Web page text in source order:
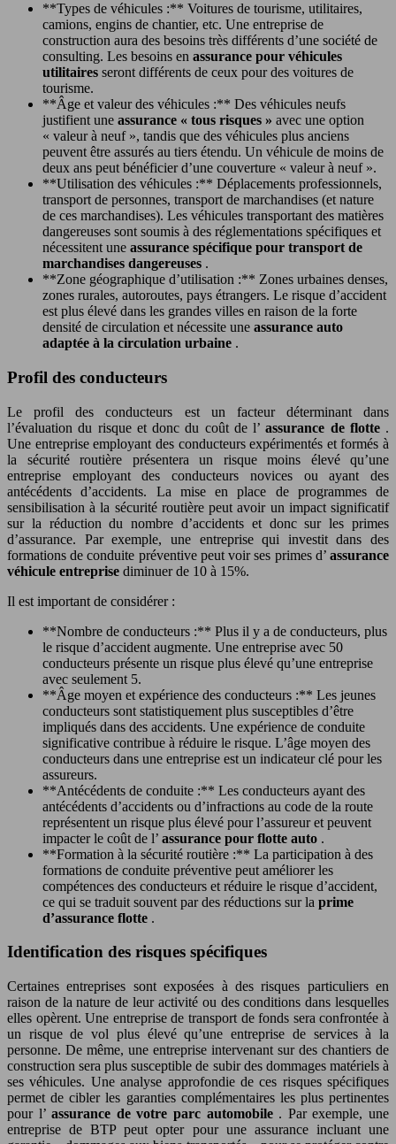
**Types de véhicules :** Voitures de tourisme, utilitaires,
camions, engins de chantier, etc. Une entreprise de
construction aura des besoins très différents d’une société de
consulting. Les besoins en assurance pour véhicules
utilitaires seront différents de ceux pour des voitures de
tourisme.
**Âge et valeur des véhicules :** Des véhicules neufs
justifient une assurance « tous risques » avec une option
« valeur à neuf », tandis que des véhicules plus anciens
peuvent être assurés au tiers étendu. Un véhicule de moins de
deux ans peut bénéficier d’une couverture « valeur à neuf ».
**Utilisation des véhicules :** Déplacements professionnels,
transport de personnes, transport de marchandises (et nature
de ces marchandises). Les véhicules transportant des matières
dangereuses sont soumis à des réglementations spécifiques et
nécessitent une assurance spécifique pour transport de
marchandises dangereuses .
**Zone géographique d’utilisation :** Zones urbaines denses,
zones rurales, autoroutes, pays étrangers. Le risque d’accident
est plus élevé dans les grandes villes en raison de la forte
densité de circulation et nécessite une assurance auto
adaptée à la circulation urbaine .
Profil des conducteurs
Le profil des conducteurs est un facteur déterminant dans
l’évaluation du risque et donc du coût de l’assurance de flotte .
Une entreprise employant des conducteurs expérimentés et formés à
la sécurité routière présentera un risque moins élevé qu’une
entreprise employant des conducteurs novices ou ayant des
antécédents d’accidents. La mise en place de programmes de
sensibilisation à la sécurité routière peut avoir un impact significatif
sur la réduction du nombre d’accidents et donc sur les primes
d’assurance. Par exemple, une entreprise qui investit dans des
formations de conduite préventive peut voir ses primes d’ assurance
véhicule entreprise diminuer de 10 à 15%.
Il est important de considérer :
**Nombre de conducteurs :** Plus il y a de conducteurs, plus
le risque d’accident augmente. Une entreprise avec 50
conducteurs présente un risque plus élevé qu’une entreprise
avec seulement 5.
**Âge moyen et expérience des conducteurs :** Les jeunes
conducteurs sont statistiquement plus susceptibles d’être
impliqués dans des accidents. Une expérience de conduite
significative contribue à réduire le risque. L’âge moyen des
conducteurs dans une entreprise est un indicateur clé pour les
assureurs.
**Antécédents de conduite :** Les conducteurs ayant des
antécédents d’accidents ou d’infractions au code de la route
représentent un risque plus élevé pour l’assureur et peuvent
impacter le coût de l’ assurance pour flotte auto .
**Formation à la sécurité routière :** La participation à des
formations de conduite préventive peut améliorer les
compétences des conducteurs et réduire le risque d’accident,
ce qui se traduit souvent par des réductions sur la prime
d’assurance flotte .
Identification des risques spécifiques
Certaines entreprises sont exposées à des risques particuliers en
raison de la nature de leur activité ou des conditions dans lesquelles
elles opèrent. Une entreprise de transport de fonds sera confrontée à
un risque de vol plus élevé qu’une entreprise de services à la
personne. De même, une entreprise intervenant sur des chantiers de
construction sera plus susceptible de subir des dommages matériels à
ses véhicules. Une analyse approfondie de ces risques spécifiques
permet de cibler les garanties complémentaires les plus pertinentes
pour l’assurance de votre parc automobile . Par exemple, une
entreprise de BTP peut opter pour une assurance incluant une